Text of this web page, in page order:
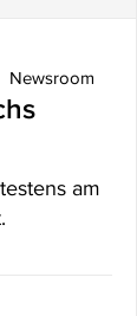
Newsroom
am